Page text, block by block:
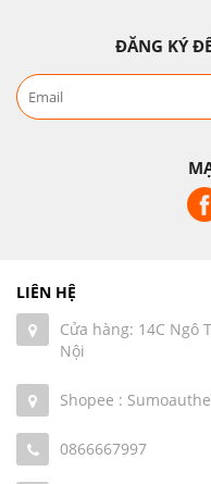
ĐĂNG KÝ
LIÊN HỆ
Cửa hàng: 14C Ngô
Nội
Shopee :
0866667997